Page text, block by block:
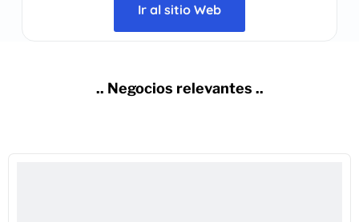
Ir al sitio Web
.. Negocios relevantes ..